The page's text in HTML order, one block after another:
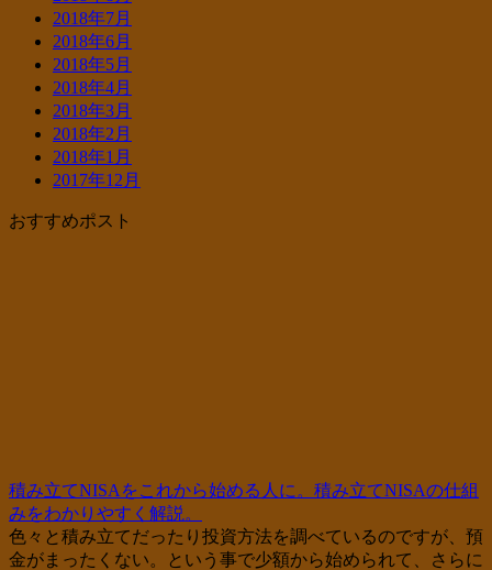
2018年7月
2018年6月
2018年5月
2018年4月
2018年3月
2018年2月
2018年1月
2017年12月
おすすめポスト
積み立てNISAをこれから始める人に。積み立てNISAの仕組
みをわかりやすく解説。
色々と積み立てだったり投資方法を調べているのですが、預
金がまったくない。という事で少額から始められて、さらに